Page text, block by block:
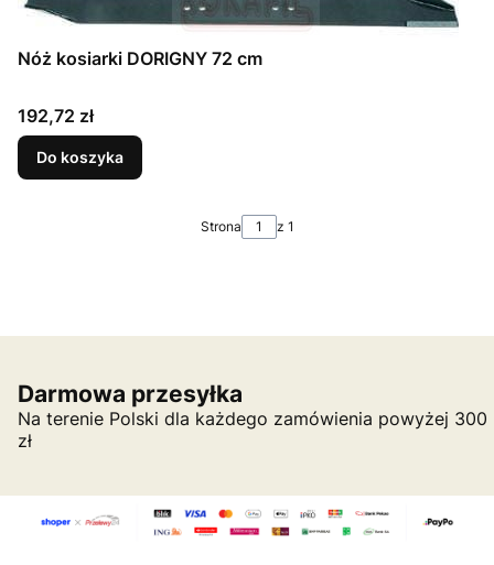
Nóż kosiarki DORIGNY 72 cm
Cena
192,72 zł
Do koszyka
Strona z 1
Darmowa przesyłka
Na terenie Polski dla każdego zamówienia powyżej 300
zł